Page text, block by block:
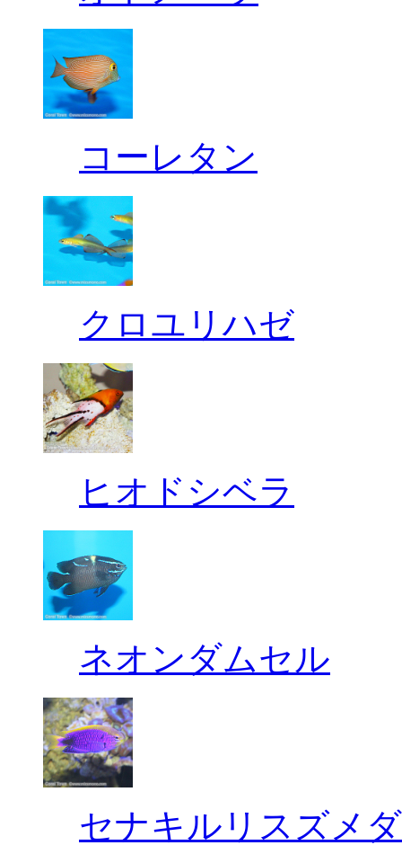
コーレタン
クロユリハゼ
ヒオドシベラ
ネオンダムセル
セナキルリスズメ